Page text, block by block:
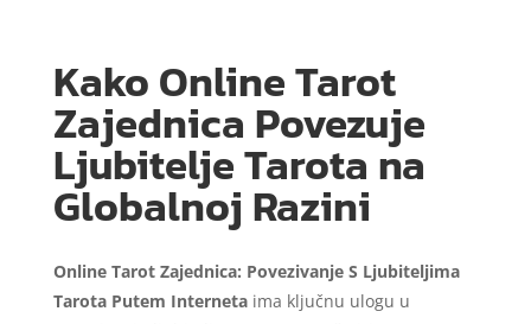
Kako Online Tarot
Zajednica Povezuje
Ljubitelje Tarota na
Globalnoj Razini
Online Tarot Zajednica: Povezivanje S Ljubiteljima
Tarota Putem Internetaima ključnu ulogu u